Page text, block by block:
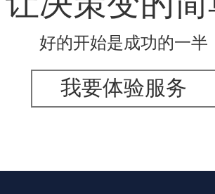
好的开始是成功的一半
我要体验服务